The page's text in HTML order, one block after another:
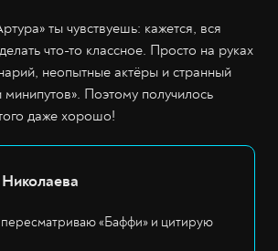
ты чувствуешь: кажется, вся
что-то классное. Просто на руках
неопытные актёры и странный
минипутов». Поэтому получилось
даже хорошо!
«Баффи» и цитирую